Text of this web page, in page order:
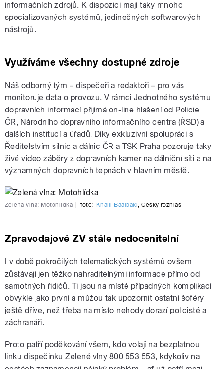
informačních zdrojů. K dispozici mají taky mnoho
specializovaných systémů, jedinečných softwarových
nástrojů.
Využíváme všechny dostupné zdroje
Náš odborný tým – dispečeři a redaktoři – pro vás
monitoruje data o provozu. V rámci Jednotného systému
dopravních informací přijímá on-line hlášení od Policie
ČR, Národního dopravního informačního centra (ŘSD) a
dalších institucí a úřadů. Díky exkluzivní spolupráci s
Ředitelstvím silnic a dálnic ČR a TSK Praha pozoruje taky
živé video záběry z dopravních kamer na dálniční síti a na
významných dopravních tepnách v hlavním městě.
Zelená vlna: Motohlídka foto: Khalil Baalbaki,Český rozhlas
Zpravodajové ZV stále nedocenitelní
I v době pokročilých telematických systémů ovšem
zůstávají jen těžko nahraditelnými informace přímo od
samotných řidičů. Ti jsou na místě případných komplikací
obvykle jako první a můžou tak upozornit ostatní šoféry
ještě dříve, než třeba na místo nehody dorazí policisté a
záchranáři.
Proto patří poděkování všem, kdo volají na bezplatnou
linku dispečinku Zelené vlny 800 553 553, kdykoliv na